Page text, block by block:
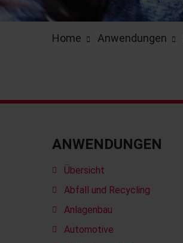
Home Anwendungen
ANWENDUNGEN
Übersicht
Abfall und Recycling
Anlagenbau
Automotive